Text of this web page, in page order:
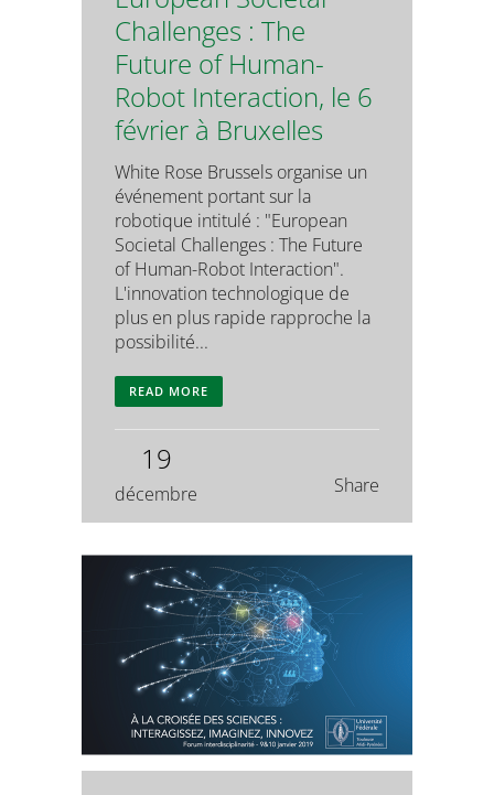
Challenges : The
Future of Human-
Robot Interaction, le 6
février à Bruxelles
White Rose Brussels organise un
événement portant sur la
robotique intitulé : "European
Societal Challenges : The Future
of Human-Robot Interaction".
L'innovation technologique de
plus en plus rapide rapproche la
possibilité...
READ MORE
19
décembre Share